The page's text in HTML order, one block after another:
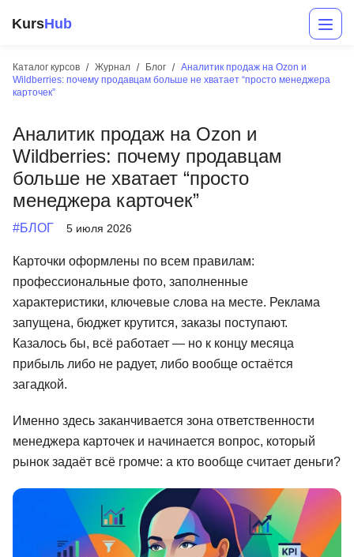
KursHub
Каталог курсов Журнал Блог
Аналитик продаж на Ozon и
Wildberries: почему продавцам больше не хватает “просто менеджера
карточек”
Аналитик продаж на Ozon и
Wildberries: почему продавцам
больше не хватает “просто
менеджера карточек”
#БЛОГ 5 июля 2026
Карточки оформлены по всем правилам:
профессиональные фото, заполненные
характеристики, ключевые слова на месте. Реклама
запущена, бюджет крутится, заказы поступают.
Казалось бы, всё работает — но к концу месяца
прибыль либо не радует, либо вообще остаётся
загадкой.
Именно здесь заканчивается зона ответственности
менеджера карточек и начинается вопрос, который
рынок задаёт всё громче: а кто вообще считает деньги?
Дизайн
Аналитика
Менеджмент
Иностранные языки
ДПО
Детям
Акции и промокоды
Рейтинг онлайн-школ